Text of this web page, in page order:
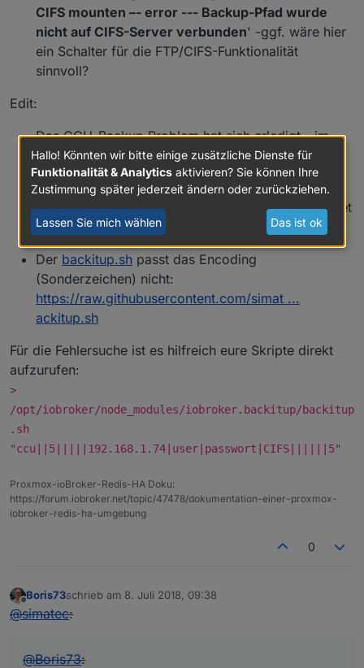
CIFS mounten –- error --- Backup-Pfad wurde
nicht auf CIFS-Server verbunden' -ggf. wäre hier
ein Schalter für die FTP/CIFS-Funktionalität
sinnvoll?
Edit:
Das CCU-Backup Problem hat sich erledigt - im
Docker Container war noch kein wget installiert …
Gelernt: Wenn in den Optionen 'Backup ausführen
alle 3-Tage' ausführen eingestellt ist, dann bedeutet
dies auch "erst in 3 Tagen" ausführen :)
Der backitup.sh passt das Encoding
(Sonderzeichen) nicht:
https://raw.githubusercontent.com/simat ...
ackitup.sh
Für die Fehlersuche ist es hilfreich eure Skripte direkt
aufzurufen:
>
/opt/iobroker/node_modules/iobroker.backitup/backitup
.sh
"ccu||5|||||192.168.1.74|user|passwort|CIFS||||||5"
Proxmox-ioBroker-Redis-HA Doku:
https://forum.iobroker.net/topic/47478/dokumentation-einer-proxmox-
iobroker-redis-ha-umgebung
0
Offline
Boris73schrieb am 8. Juli 2018, 09:38
zuletzt editiert von
@simatec:
@Boris73:
Hallo! Könnten wir bitte einige zusätzliche Dienste für
Funktionalität & Analytics aktivieren? Sie können Ihre
Zustimmung später jederzeit ändern oder zurückziehen.
Lassen Sie mich wählen Das ist ok